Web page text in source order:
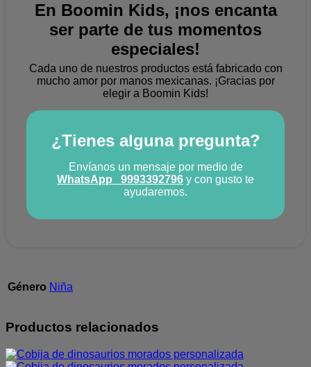
En Boomin Kids, ¡nos encanta
ser parte de tus momentos
especiales!
Cada uno de nuestros productos está fabricado con
mucho amor por manos mexicanas. ¡Gracias por
elegir a Boomin Kids!
¿Tienes alguna pregunta?
Envíanos un mensaje por medio de
WhatsApp
9993392796 y con gusto te
ayudaremos.
Género Niña
Productos relacionados